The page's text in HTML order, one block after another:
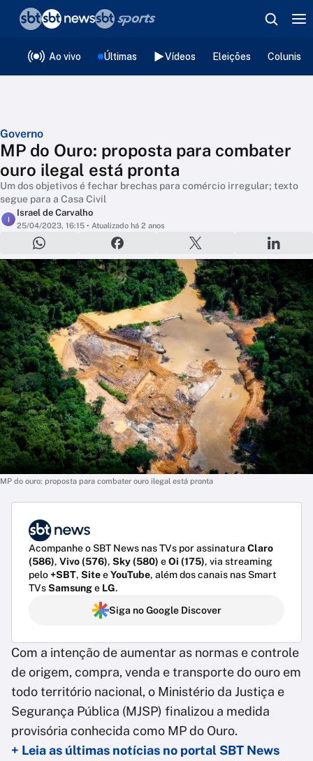
Ao vivo Últimas Vídeos Eleições
Governo
MP do Ouro: proposta para combater
ouro ilegal está pronta
Um dos objetivos é fechar brechas para comércio irregular; texto
segue para a Casa Civil
I
Israel de Carvalho
25/04/2023, 16:15 • Atualizado há 2 anos
MP do ouro: proposta para combater ouro ilegal está pronta
Acompanhe o SBT News nas TVs por assinatura Claro
(586), Vivo (576), Sky (580) eOi (175), via streaming
pelo+SBT, SiteeYouTube, além dos canais nas Smart
TVsSamsunge LG.
Siga no Google Discover
Com a intenção de aumentar as normas e controle
de origem, compra, venda e transporte do ouro em
todo território nacional, o Ministério da Justiça e
Segurança Pública (MJSP) finalizou a medida
provisória conhecida como MP do Ouro.
+ Leia as últimas notícias no portal SBT News
❮voltar
Editorias